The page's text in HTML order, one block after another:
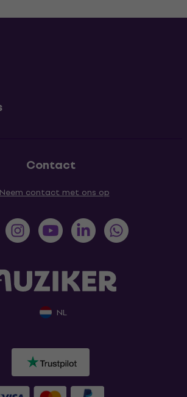
Contact
Neem contact met ons op
NL